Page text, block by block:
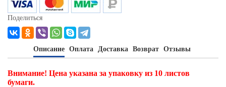
Поделиться
Описание Оплата Доставка Возврат Отзывы
Внимание! Цена указана за упаковку из 10 листов
бумаги.